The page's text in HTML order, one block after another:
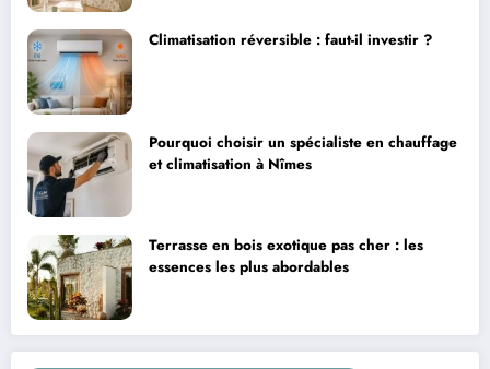
Climatisation réversible : faut-il investir ?
Pourquoi choisir un spécialiste en chauffage
et climatisation à Nîmes
Terrasse en bois exotique pas cher : les
essences les plus abordables